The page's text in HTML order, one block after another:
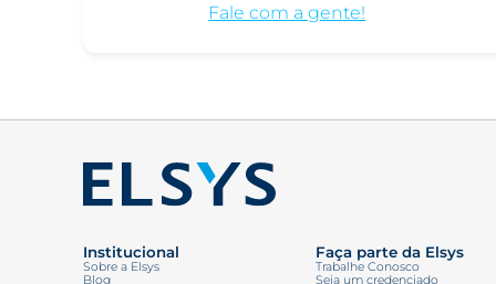
Fale com a gente!
Institucional
Sobre a Elsys
Blog
Faça parte da Elsys
Trabalhe Conosco
Seja um credenciado